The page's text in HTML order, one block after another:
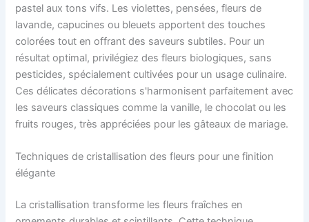
pastel aux tons vifs. Les violettes, pensées, fleurs de
lavande, capucines ou bleuets apportent des touches
colorées tout en offrant des saveurs subtiles. Pour un
résultat optimal, privilégiez des fleurs biologiques, sans
pesticides, spécialement cultivées pour un usage culinaire.
Ces délicates décorations s'harmonisent parfaitement avec
les saveurs classiques comme la vanille, le chocolat ou les
fruits rouges, très appréciées pour les gâteaux de mariage.
Techniques de cristallisation des fleurs pour une finition
élégante
La cristallisation transforme les fleurs fraîches en